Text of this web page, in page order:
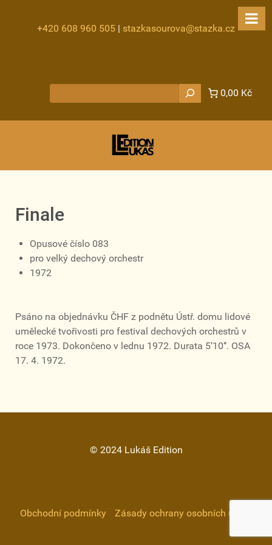
+420 608 960 505 | stazkasourova@stazka.cz
0,00 Kč
Finale
Opusové číslo 083
pro velký dechový orchestr
1972
Psáno na objednávku ČHF z podnětu Ústř. domu lidové
umělecké tvořivosti pro festival dechových orchestrů v
roce 1973. Dokončeno v lednu 1972. Durata 5‘10‘‘. OSA
17. 4. 1972.
© 2024 Lukáš Edition
Obchodní podmínky Zásady ochrany osobních údajů